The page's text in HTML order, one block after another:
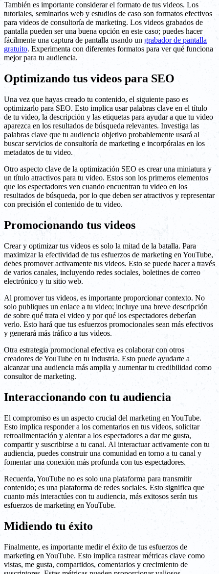
También es importante considerar el formato de tus videos. Los
tutoriales, seminarios web y estudios de caso son formatos efectivos
para videos de consultoría de marketing. Los videos grabados de
pantalla pueden ser una buena opción en este caso; puedes hacer
fácilmente una captura de pantalla usando un grabador de pantalla
gratuito. Experimenta con diferentes formatos para ver qué funciona
mejor para tu audiencia.
Optimizando tus videos para SEO
Una vez que hayas creado tu contenido, el siguiente paso es
optimizarlo para SEO. Esto implica usar palabras clave en el título
de tu video, la descripción y las etiquetas para ayudar a que tu video
aparezca en los resultados de búsqueda relevantes. Investiga las
palabras clave que tu audiencia objetivo probablemente usará al
buscar servicios de consultoría de marketing e incorpóralas en los
metadatos de tu video.
Otro aspecto clave de la optimización SEO es crear una miniatura y
un título atractivos para tu video. Estos son los primeros elementos
que los espectadores ven cuando encuentran tu video en los
resultados de búsqueda, por lo que deben ser atractivos y representar
con precisión el contenido de tu video.
Promocionando tus videos
Crear y optimizar tus videos es solo la mitad de la batalla. Para
maximizar la efectividad de tus esfuerzos de marketing en YouTube,
debes promover activamente tus videos. Esto se puede hacer a través
de varios canales, incluyendo redes sociales, boletines de correo
electrónico y tu sitio web.
Al promover tus videos, es importante proporcionar contexto. No
solo publiques un enlace a tu video; incluye una breve descripción
de sobre qué trata el video y por qué los espectadores deberían
verlo. Esto hará que tus esfuerzos promocionales sean más efectivos
y generará más tráfico a tus videos.
Otra estrategia promocional efectiva es colaborar con otros
creadores de YouTube en tu industria. Esto puede ayudarte a
alcanzar una audiencia más amplia y aumentar tu credibilidad como
consultor de marketing.
Interaccionando con tu audiencia
El compromiso es un aspecto crucial del marketing en YouTube.
Esto implica responder a los comentarios en tus videos, solicitar
retroalimentación y alentar a los espectadores a dar me gusta,
compartir y suscribirse a tu canal. Al interactuar activamente con tu
audiencia, puedes construir una comunidad en torno a tu canal y
fomentar una conexión más profunda con tus espectadores.
Recuerda, YouTube no es solo una plataforma para transmitir
contenido; es una plataforma de redes sociales. Esto significa que
cuanto más interactúes con tu audiencia, más exitosos serán tus
esfuerzos de marketing en YouTube.
Midiendo tu éxito
Finalmente, es importante medir el éxito de tus esfuerzos de
marketing en YouTube. Esto implica rastrear métricas clave como
vistas, me gusta, compartidos, comentarios y crecimiento de